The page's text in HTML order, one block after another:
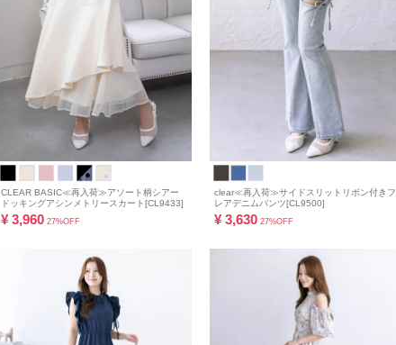
CLEAR BASIC≪再入荷≫アソート柄シアー
ドッキングアシンメトリースカート[CL9433]
¥ 3,960 27%OFF
clear≪再入荷≫サイドスリットリボン付きフ
レアデニムパンツ[CL9500]
¥ 3,630 27%OFF